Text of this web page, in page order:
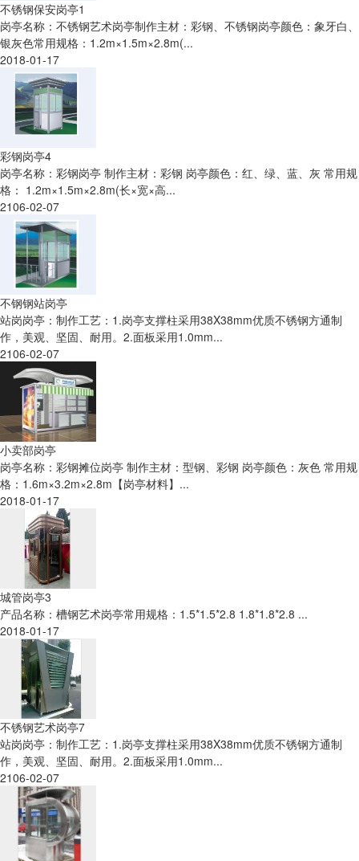
不锈钢保安岗亭1
岗亭名称：不锈钢艺术岗亭制作主材：彩钢、不锈钢岗亭颜色：象牙白、
银灰色常用规格：1.2m×1.5m×2.8m(...
2018-01-17
彩钢岗亭4
岗亭名称：彩钢岗亭 制作主材：彩钢 岗亭颜色：红、绿、蓝、灰 常用规
格： 1.2m×1.5m×2.8m(长×宽×高...
2106-02-07
不钢钢站岗亭
站岗岗亭：制作工艺：1.岗亭支撑柱采用38X38mm优质不锈钢方通制
作，美观、坚固、耐用。2.面板采用1.0mm...
2106-02-07
小卖部岗亭
岗亭名称：彩钢摊位岗亭 制作主材：型钢、彩钢 岗亭颜色：灰色 常用规
格：1.6m×3.2m×2.8m【岗亭材料】...
2018-01-17
城管岗亭3
产品名称：槽钢艺术岗亭常用规格：1.5*1.5*2.8 1.8*1.8*2.8 ...
2018-01-17
不锈钢艺术岗亭7
站岗岗亭：制作工艺：1.岗亭支撑柱采用38X38mm优质不锈钢方通制
作，美观、坚固、耐用。2.面板采用1.0mm...
2106-02-07